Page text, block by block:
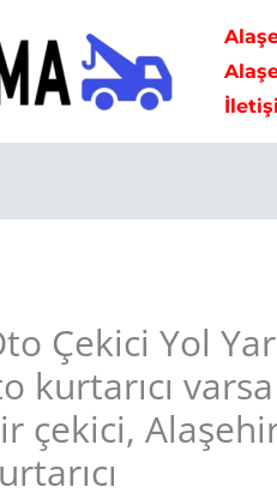
Çekici Yol
kurtarıcı varsa
çekici,